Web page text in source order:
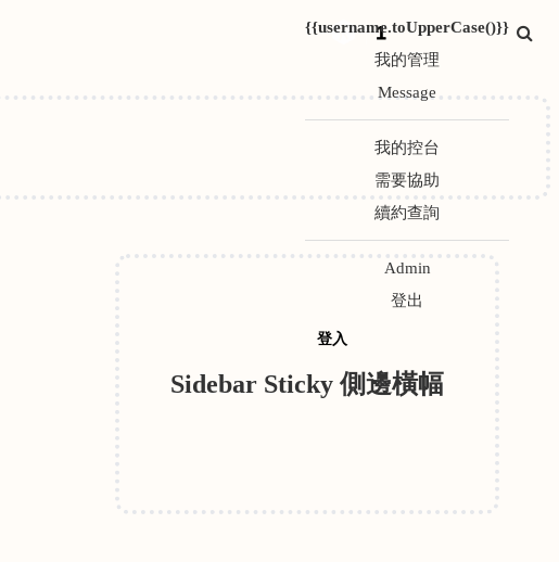
{{username.toUpperCase()}}
我的管理
Message
我的控台
需要協助
續約查詢
Admin
登出
登入
1
Sidebar Sticky 側邊橫幅